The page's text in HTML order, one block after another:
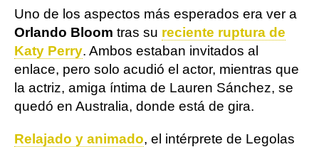
Uno de los aspectos más esperados era ver a
Orlando Bloom tras su reciente ruptura de
Katy Perry. Ambos estaban invitados al
enlace, pero solo acudió el actor, mientras que
la actriz, amiga íntima de Lauren Sánchez, se
quedó en Australia, donde está de gira.
Relajado y animado, el intérprete de Legolas